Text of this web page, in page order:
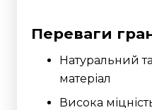
Переваги
Натуральний
матеріал
Висока